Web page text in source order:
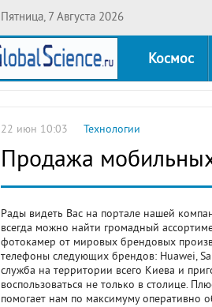
Пятница, 7 Августа 2026
Космос
22 июн 10:03 Технологии
Продажа
Рады видеть Вас на портале нашей
всегда можно найти громадный
фотокамер от мировых брендовых
телефоны следующих брендов: Huawei,
служба на территории всего Киева и
воспользоваться не только в столице.
помогает нам по максимуму оперативно